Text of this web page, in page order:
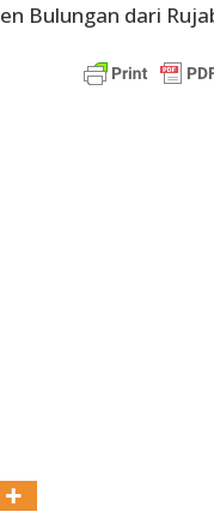
Bulungan dari